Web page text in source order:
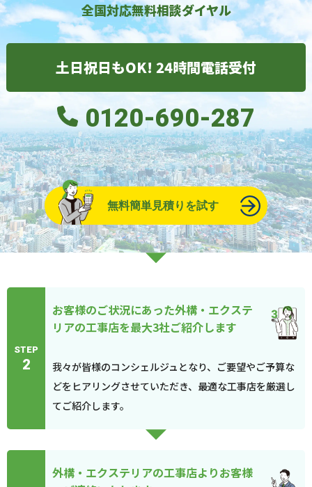
全国対応無料相談ダイヤル
土日祝日もOK! 24時間電話受付
0120-690-287
無料簡単見積りを試す
STEP
2
お客様のご状況にあった外構・エクステ
リアの工事店を最大3社ご紹介します
我々が皆様のコンシェルジュとなり、ご要望やご予算な
どをヒアリングさせていただき、最適な工事店を厳選し
てご紹介します。
外構・エクステリアの工事店よりお客様